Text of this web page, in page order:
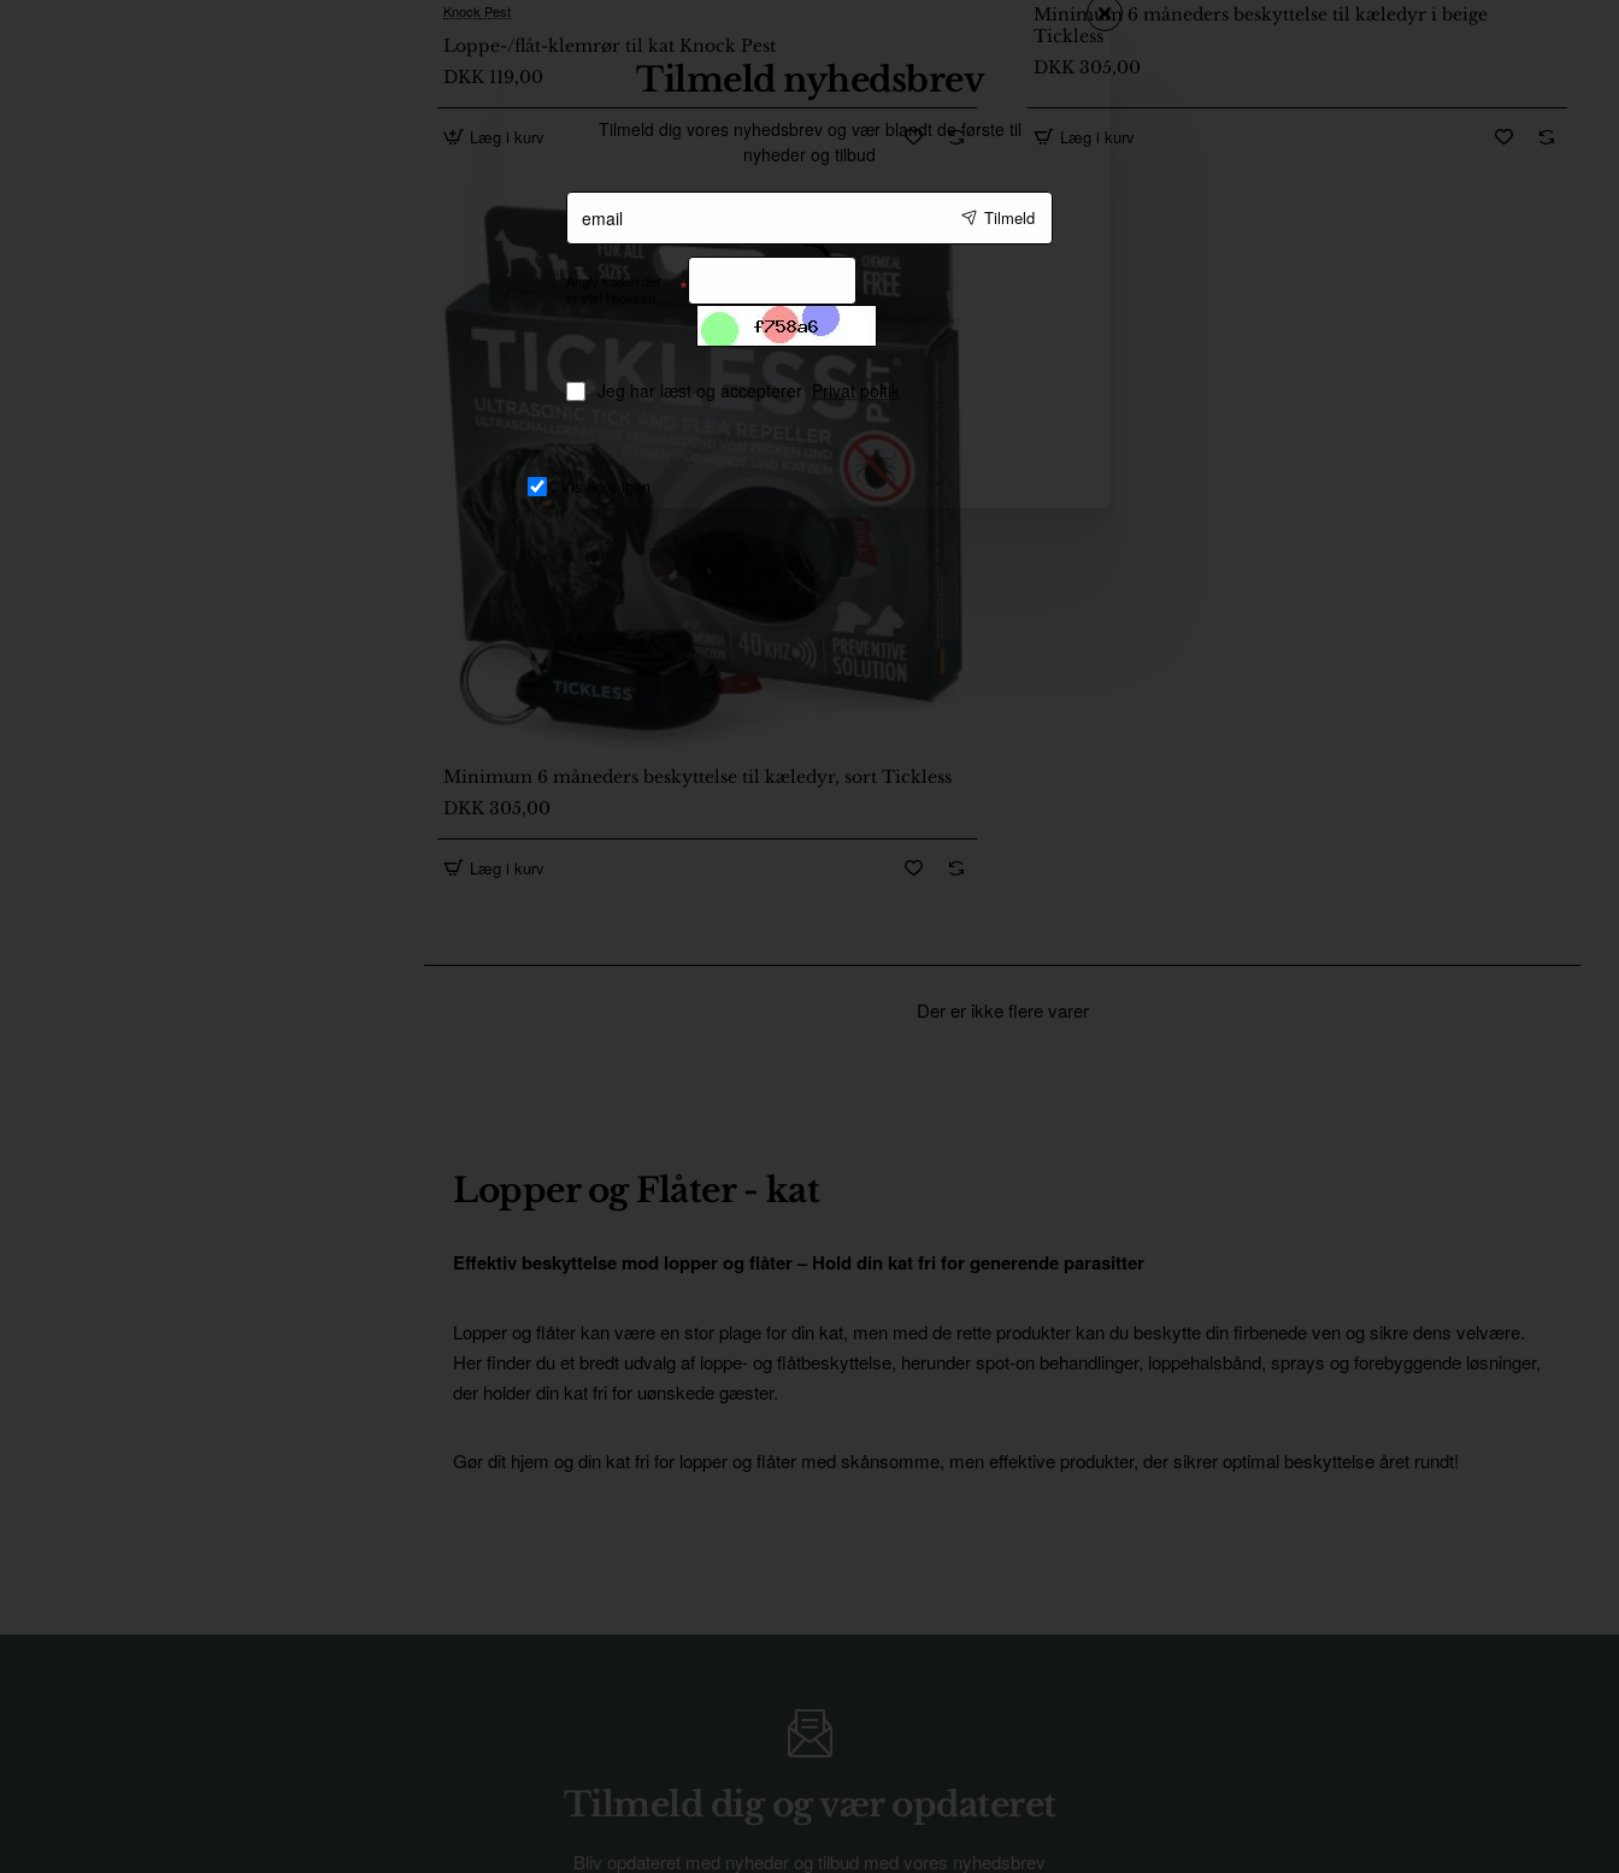
Tilmeld nyhedsbrev
Tilmeld dig vores nyhedsbrev og vær blandt de første til
nyheder og tilbud
email
Tilmeld
Angiv koden der
Jeg har læst og accepterer Privat poltik
Vis ikke igen
Knock Pest
Loppe-/flåt-klemrør til kat Knock Pest
DKK 119,00
Læg i kurv
2-5 Dage
Minimum 6 måneders beskyttelse til kæledyr i beige
Tickless
DKK 305,00
Læg i kurv
2-5 Dage
Minimum 6 måneders beskyttelse til kæledyr, sort Tickless
DKK 305,00
Læg i kurv
Der er ikke flere varer
Lopper og Flåter - kat
Effektiv beskyttelse mod lopper og flåter – Hold din kat fri for generende parasitter
Lopper og flåter kan være en stor plage for din kat, men med de rette produkter kan du beskytte din firbenede ven og sikre dens velvære.
Her finder du et bredt udvalg af loppe- og flåtbeskyttelse, herunder spot-on behandlinger, loppehalsbånd, sprays og forebyggende løsninger,
der holder din kat fri for uønskede gæster.
Gør dit hjem og din kat fri for lopper og flåter med skånsomme, men effektive produkter, der sikrer optimal beskyttelse året rundt!
Tilmeld dig og vær opdateret
Bliv opdateret med nyheder og tilbud med vores nyhedsbrev